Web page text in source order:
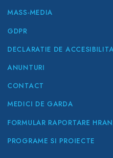
MASS-MEDIA
GDPR
DECLARATIE DE
ANUNTURI
CONTACT
MEDICI DE GARDA
FORMULAR RAPORTARE
PROGRAME SI PROIECTE